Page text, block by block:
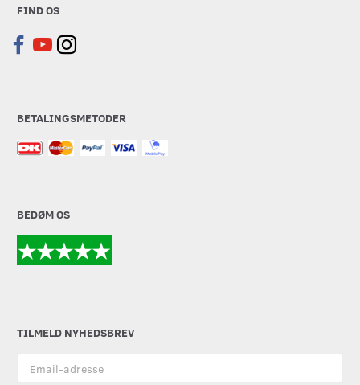
FIND OS
BETALINGSMETODER
BEDØM OS
TILMELD NYHEDSBREV
adresse